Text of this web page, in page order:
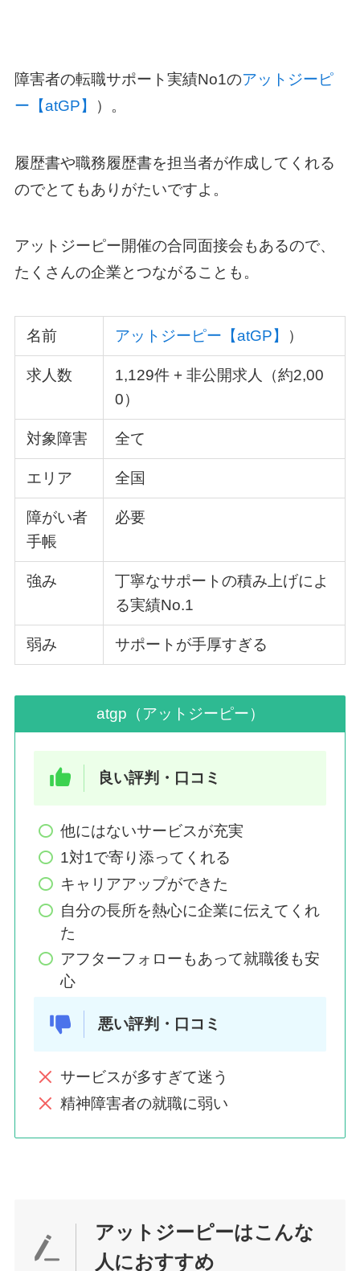
障害者の転職サポート実績No1のアットジーピ
ー【atGP】
）。
履歴書や職務履歴書を担当者が作成してくれる
のでとてもありがたいですよ。
アットジーピー開催の合同面接会もあるので、
たくさんの企業とつながることも。
名前 アットジーピー【atGP】 ）
求人数
1,129件 + 非公開求人（約2,00
0）
対象障害 全て
エリア 全国
障がい者
手帳
必要
強み
丁寧なサポートの積み上げによ
る実績No.1
弱み サポートが手厚すぎる
atgp（アットジーピー）
良い評判・口コミ
他にはないサービスが充実
1対1で寄り添ってくれる
キャリアアップができた
自分の長所を熱心に企業に伝えてくれ
た
アフターフォローもあって就職後も安
心
悪い評判・口コミ
サービスが多すぎて迷う
精神障害者の就職に弱い
アットジーピーはこんな
人におすすめ